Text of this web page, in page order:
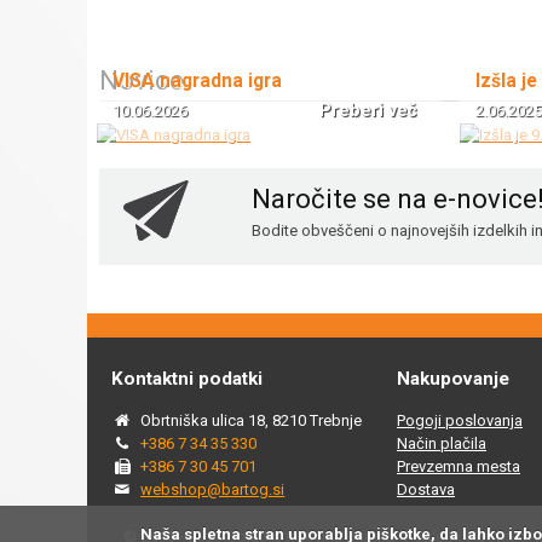
Novice
VISA nagradna igra
10.06.2026 Preberi več
Izšla
2.06.2025
Naročite se na e-novice!
Bodite obveščeni o najnovejših izdelkih
Kontaktni podatki
Obrtniška ulica 18, 8210 Trebnje
+386 7 34 35 330
+386 7 30 45 701
webshop@bartog.si
Nakupovanje
Pogoji poslovanja
Način plačila
Prevzemna mesta
Dostava
© 2015 - 2025 Spletna trgovina Bartog, v spletni trgovini
Naša spletna stran uporablja piškotke, da lahko